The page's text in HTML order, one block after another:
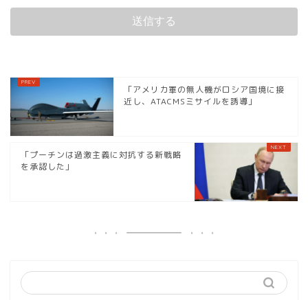
「アメリカ軍の無人機がロシア国境に接
近し、ATACMSミサイルを誘導」
「プーチンは過激主義に対抗する新戦略
を承認した」